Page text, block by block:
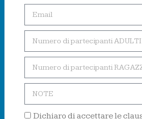
Dichiaro di accettare le